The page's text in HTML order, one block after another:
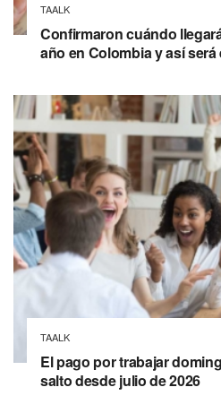
TAALK
Confirmaron cuándo
año en Colombia y así será
TAALK
El pago por trabajar
salto desde julio de 2026